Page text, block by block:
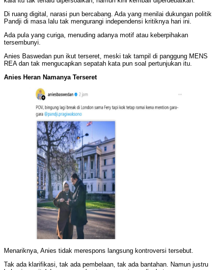
Di ruang digital, narasi pun bercabang. Ada yang menilai dukungan politik
Pandji di masa lalu tak mengurangi independensi kritiknya hari ini.
Ada pula yang curiga, menuding adanya motif atau keberpihakan
tersembunyi.
Anies Baswedan pun ikut terseret, meski tak tampil di panggung MENS
REA dan tak mengucapkan sepatah kata pun soal pertunjukan itu.
Anies Heran Namanya Terseret
Menariknya, Anies tidak merespons langsung kontroversi tersebut.
Tak ada klarifikasi, tak ada pembelaan, tak ada bantahan. Namun justru